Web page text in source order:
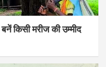
किसी मरीज की उम्मीद